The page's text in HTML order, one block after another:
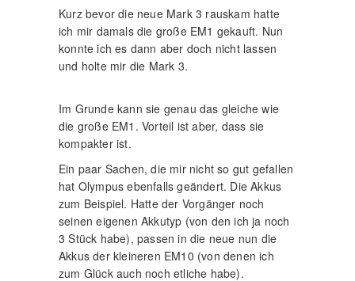
Kurz bevor die neue Mark 3 rauskam hatte
ich mir damals die große EM1 gekauft. Nun
konnte ich es dann aber doch nicht lassen
und holte mir die Mark 3.
Im Grunde kann sie genau das gleiche wie
die große EM1. Vorteil ist aber, dass sie
kompakter ist.
Ein paar Sachen, die mir nicht so gut gefallen
hat Olympus ebenfalls geändert. Die Akkus
zum Beispiel. Hatte der Vorgänger noch
seinen eigenen Akkutyp (von den ich ja noch
3 Stück habe), passen in die neue nun die
Akkus der kleineren EM10 (von denen ich
zum Glück auch noch etliche habe).